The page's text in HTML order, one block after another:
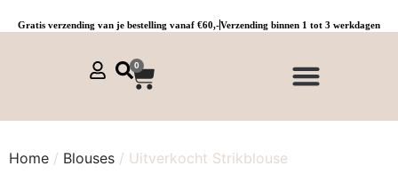
Gratis verzending van je bestelling vanaf €60,-Verzending binnen 1 tot 3 werkdagen
0
Home / Blouses / Uitverkocht Strikblouse